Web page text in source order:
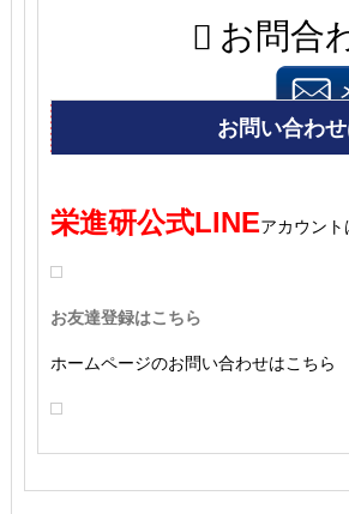
栄進研公式LINEアカウント
お友達登録はこちら
ホームページのお問い合わせはこちら